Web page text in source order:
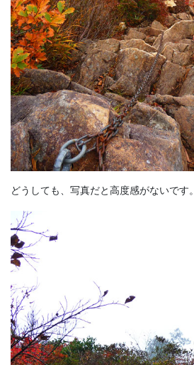
どうしても、写真だと高度感がないです。